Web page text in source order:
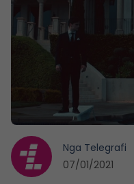
Nga Telegrafi
07/01/2021